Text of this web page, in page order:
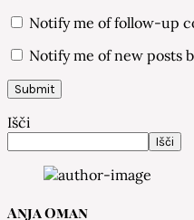
Notify me of follow-up
Notify me of new posts
Išči
Išči
Anja Oman